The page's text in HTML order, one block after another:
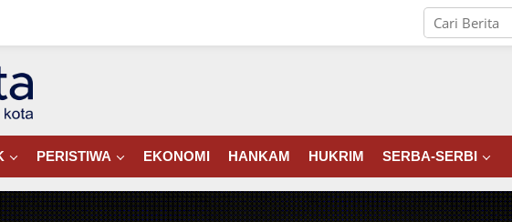
PERISTIWA EKONOMI HANKAM HUKRIM SERBA-SERBI